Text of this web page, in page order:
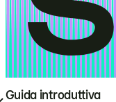
Guida introduttiva